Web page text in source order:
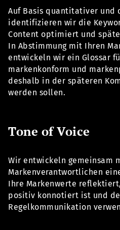
Auf Basis quantitativer und
identifizieren wir die
Content optimiert und
In Abstimmung mit Ihren
entwickeln wir ein Glossar
markenkonform und
deshalb in der späteren
werden sollen.
Tone of Voice
Wir entwickeln gemeinsam
Markenverantwortlichen
Ihre Markenwerte
positiv konnotiert ist und
Regelkommunikation